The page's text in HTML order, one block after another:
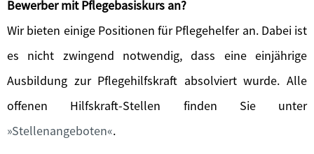
Bewerber mit Pflegebasiskurs an?
Wir bieten einige Positionen für Pflegehelfer an. Dabei ist
es nicht zwingend notwendig, dass eine einjährige
Ausbildung zur Pflegehilfskraft absolviert wurde. Alle
offenen Hilfskraft-Stellen finden Sie unter
Stellenangeboten .